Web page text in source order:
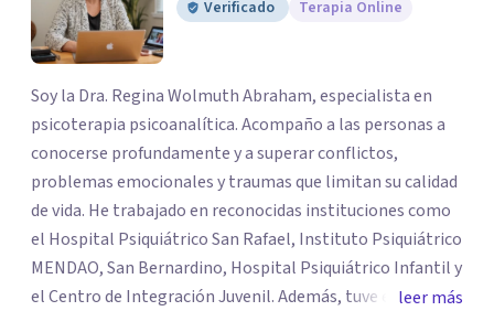
Verificado Terapia Online
Soy la Dra. Regina Wolmuth Abraham, especialista en
psicoterapia psicoanalítica. Acompaño a las personas a
conocerse profundamente y a superar conflictos,
problemas emocionales y traumas que limitan su calidad
de vida. He trabajado en reconocidas instituciones como
el Hospital Psiquiátrico San Rafael, Instituto Psiquiátrico
MENDAO, San Bernardino, Hospital Psiquiátrico Infantil y
el Centro de Integración Juvenil. Además, tuve el
leer más